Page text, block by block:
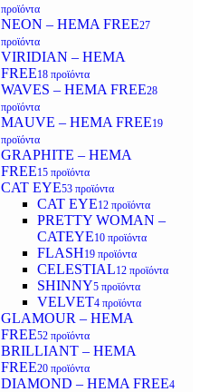
προϊόντα
NEON – HEMA FREE27
προϊόντα
VIRIDIAN – HEMA
FREE18 προϊόντα
WAVES – HEMA FREE28
προϊόντα
MAUVE – HEMA FREE19
προϊόντα
GRAPHITE – HEMA
FREE15 προϊόντα
CAT EYE53 προϊόντα
CAT EYE12 προϊόντα
PRETTY WOMAN –
CATEYE10 προϊόντα
FLASH19 προϊόντα
CELESTIAL12 προϊόντα
SHINNY5 προϊόντα
VELVET4 προϊόντα
GLAMOUR – HEMA
FREE52 προϊόντα
BRILLIANT – HEMA
FREE20 προϊόντα
DIAMOND – HEMA FREE4